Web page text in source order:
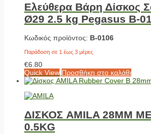
Ελεύθερα Βάρη Δίσκος
Ø29 2.5 kg Pegasus Β-
Κωδικός προϊόντος: Β-0106
Παράδοση σε 1 έως 3 μέρες
€6.80
Quick View Προσθήκη στο καλάθι
ΔΙΣΚΟΣ AMILA 28MM
0.5KG